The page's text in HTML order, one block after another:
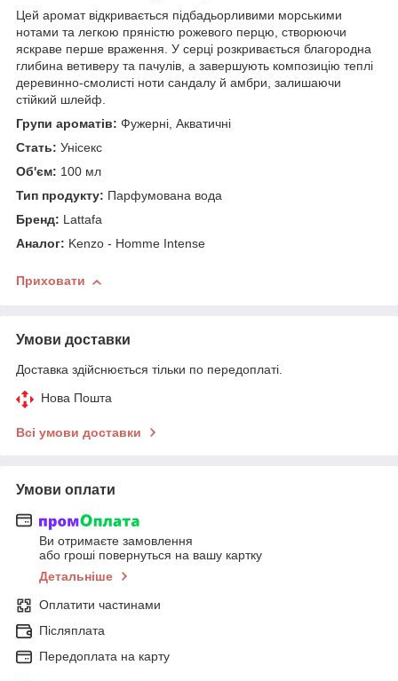
Цей аромат відкривається підбадьорливими морськими
нотами та легкою пряністю рожевого перцю, створюючи
яскраве перше враження. У серці розкривається благородна
глибина ветиверу та пачулів, а завершують композицію теплі
деревинно-смолисті ноти сандалу й амбри, залишаючи
стійкий шлейф.
Групи ароматів: Фужерні, Акватичні
Стать: Унісекс
Об'єм: 100 мл
Тип продукту: Парфумована вода
Бренд: Lattafa
Аналог: Kenzo - Homme Intense
Приховати
Умови доставки
Доставка здійснюється тільки по передоплаті.
Нова Пошта
Всі умови доставки
Умови оплати
Ви отримаєте замовлення
або гроші повернуться на вашу картку
Детальніше
Оплатити частинами
Післяплата
Передоплата на карту